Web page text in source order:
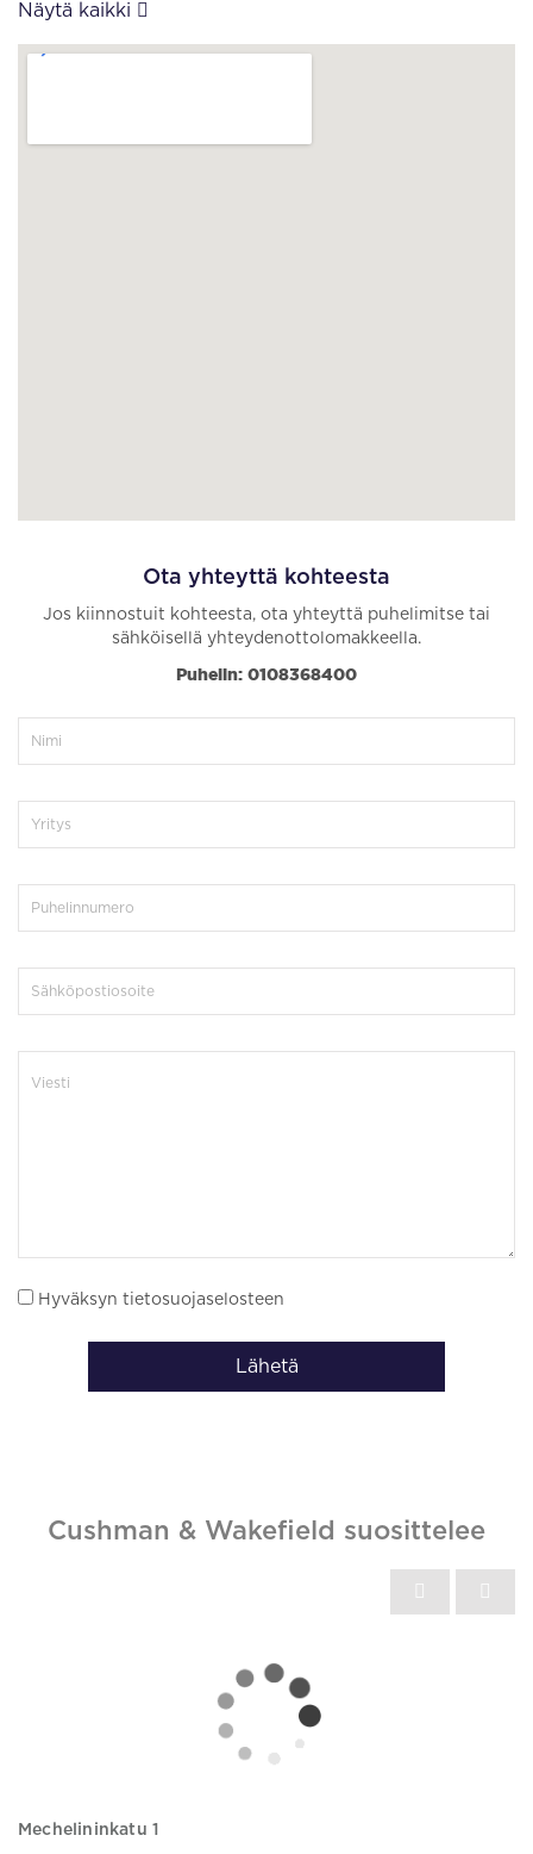
Näytä kaikki
Ota yhteyttä kohteesta
Jos kiinnostuit kohteesta, ota yhteyttä puhelimitse tai
sähköisellä yhteydenottolomakkeella.
Puhelin: 0108368400
Hyväksyn tietosuojaselosteen
Lähetä
Cushman & Wakefield suosittelee
Mechelininkatu 1